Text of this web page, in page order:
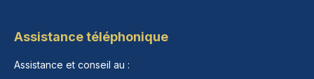
Assistance téléphonique
Assistance et conseil au :